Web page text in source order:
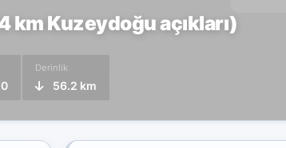
km Kuzeydoğu açıkları)
Derinlik
56.2 km